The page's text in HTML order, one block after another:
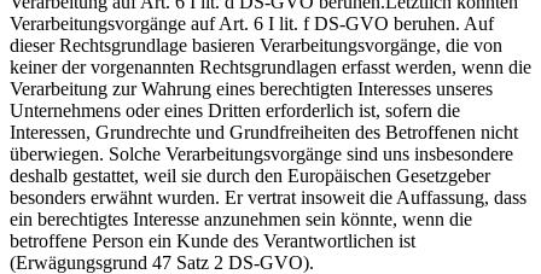
Verarbeitungsvorgänge auf Art. 6 I lit. f DS-GVO beruhen. Auf
dieser Rechtsgrundlage basieren Verarbeitungsvorgänge, die von
keiner der vorgenannten Rechtsgrundlagen erfasst werden, wenn die
Verarbeitung zur Wahrung eines berechtigten Interesses unseres
Unternehmens oder eines Dritten erforderlich ist, sofern die
Interessen, Grundrechte und Grundfreiheiten des Betroffenen nicht
überwiegen. Solche Verarbeitungsvorgänge sind uns insbesondere
deshalb gestattet, weil sie durch den Europäischen Gesetzgeber
besonders erwähnt wurden. Er vertrat insoweit die Auffassung, dass
ein berechtigtes Interesse anzunehmen sein könnte, wenn die
betroffene Person ein Kunde des Verantwortlichen ist
(Erwägungsgrund 47 Satz 2 DS-GVO).